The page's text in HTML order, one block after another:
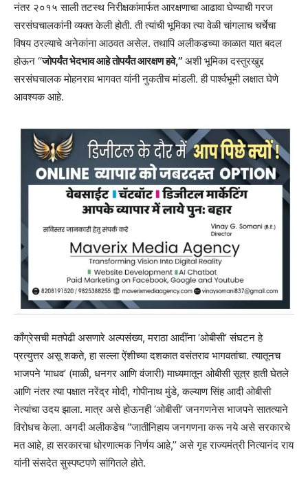
नंतर २०१५ साली तटस्थ निरीक्षकांमार्फत आरक्षणाचा आढावा घेण्याची गरज
सरसंघचालकांनी व्यक्त केली होती. ती त्यांची भूमिका त्या वेळी चांगलाच चर्चेचा
विषय ठरल्याचे अनेकांना आठवत असेल. तथापि अलीकडच्या काळात यात बदल
होऊन ‘‘जोपर्यंत भेदभाव आहे तोपर्यंत आरक्षण हवे,’’ अशी भूमिका दस्तुरखुद्द
सरसंघचालक मोहनराव भागवत यांनी नुकतीच मांडली. ही पार्श्वभूमी लक्षात घेणे
आवश्यक आहे.
काँग्रेसची मतपेढी असणारे अल्पसंख्य, मराठा आदींना ‘ओबीसी’ संघटन हे
प्रत्युत्तर असू शकते, हा सल्ला ऐंशीच्या दशकात वसंतराव भागवतांचा. त्यातूनच
भाजपने ‘माधव’ (माळी, धनगर आणि वंजारी) माध्यमातून ओबीसी सूत्र हाती घेतले
आणि नंतर त्या पक्षात नरेंद्र मोदी, गोपीनाथ मुंडे, कल्याण सिंह आदी ओबीसी
नेत्यांचा उदय झाला. मात्र असे होऊनही ‘ओबीसी’ जनगणनेस भाजपने सातत्याने
विरोधच केला. अगदी अलीकडेच ‘‘जातीनिहाय जनगणना करू नये असे सरकारचे
मत आहे, हा सरकारचा धोरणात्मक निर्णय आहे,’’ असे गृह राज्यमंत्री नित्यानंद राय
यांनी संसदेत सुस्पष्टपणे सांगितले होते.